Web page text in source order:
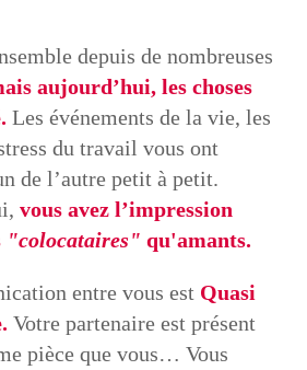
depuis de nombreuses
aujourd’hui, les choses
Les événements de la vie, les
du travail vous ont
de l’autre petit à petit.
vous avez l’impression
"colocataires" qu'amants.
entre vous est Quasi
Votre partenaire est présent
pièce que vous… Vous